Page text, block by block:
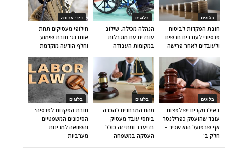
דיני עבודה
חילופי מעסיקים תחת
אותו גג: חובת שימוע
וחלף הודעה מוקדמת
בלוגים
הנהלה מכילה: שילוב
עובדים עם מוגבלות
במקומות העבודה
בלוגים
חובת הפקדות לביטוח
פנסיוני לעובדים חדשים
ולעובדים לאחר פרישה
בלוגים
חובת הפקדות לפנסיה:
הסיכונים המשפטיים
והשוואה למדינות
מערביות
בלוגים
מהם המבחנים להכרה
ביחסי עובד מעסיק
בדיעבד ומתי זה כולל
העסקה במשפחה
בלוגים
באילו מקרים יש לפצות
עובד שהועסק כפרילנסר
אף שבפועל הוא שכיר –
חלק ב'